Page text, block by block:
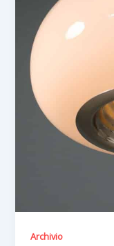
Archivio